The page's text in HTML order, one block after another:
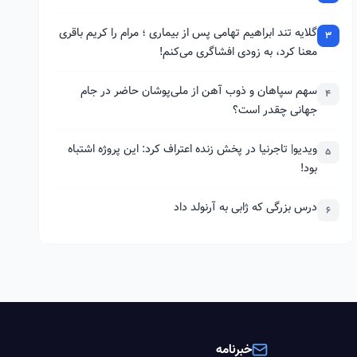
3 گلایه تند ابراهیم تهامی پس از بیماری ؛ مرام را کریم باقری
معنا کرد، به زودی افشاگری می‌کنم!
4 سهم سپاهان و ذوب آهن از ملی‌پوشان حاضر در جام
جهانی چقدر است؟
5 ویدیو| تاجرنیا در پخش زنده اعتراف کرد: این پروژه اشتباه
بود!
6 درس بزرگی که ژابی به آرنولد داد
خبرنامه